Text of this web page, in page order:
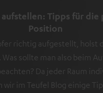
Tipps für die
Position
richtig aufgestellt, holst
Was sollte man also beim
Da jeder Raum
wir im Teufel Blog einige